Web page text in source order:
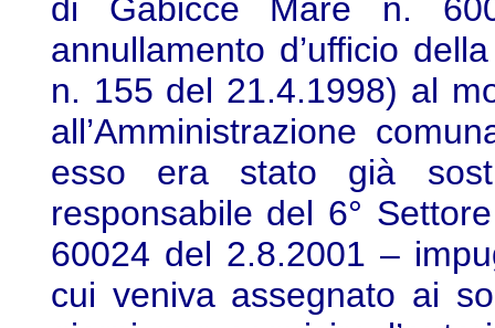
di Gabicce Mare n.
annullamento d’ufficio
n. 155 del 21.4.1998) al
all’Amministrazione
esso era stato già
responsabile del 6°
60024 del 2.8.2001 –
cui veniva assegnato ai